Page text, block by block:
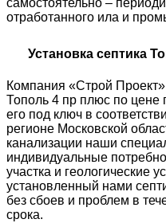
самостоятельно –
отработанного ила и
Установка септика
Компания «Строй Проект»
Тополь 4 пр плюс по цене
его под ключ в
регионе Московской
канализации наши
индивидуальные
участка и геологические
установленный нами
без сбоев и проблем в
срока.